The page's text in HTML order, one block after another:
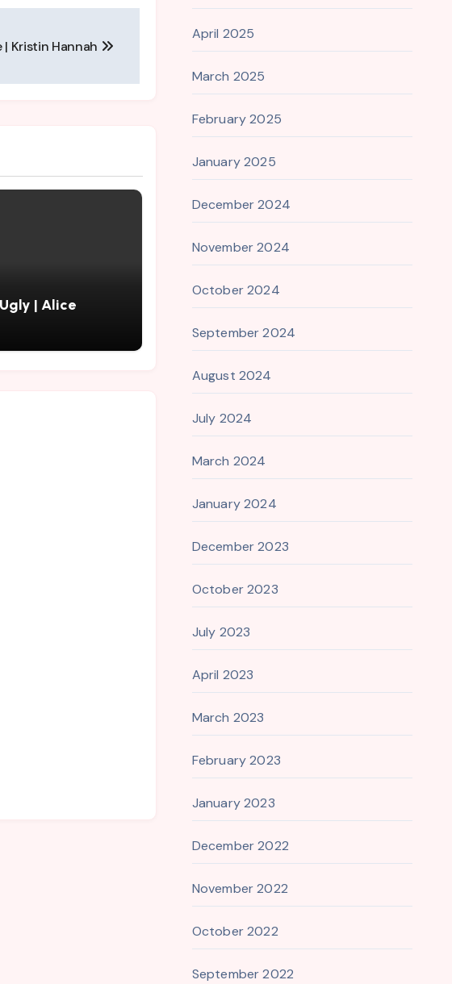
Kristin Hannah
| Alice
April 2025
March 2025
February 2025
January 2025
December 2024
November 2024
October 2024
September 2024
August 2024
July 2024
March 2024
January 2024
December 2023
October 2023
July 2023
April 2023
March 2023
February 2023
January 2023
December 2022
November 2022
October 2022
September 2022